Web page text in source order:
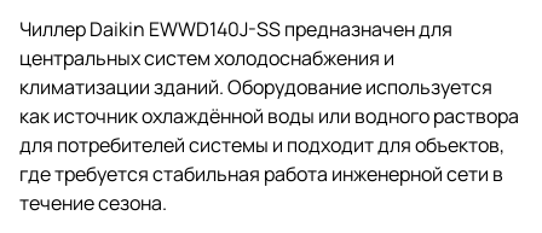
Чиллер Daikin EWWD140J-SS предназначен для
центральных систем холодоснабжения и
климатизации зданий. Оборудование используется
как источник охлаждённой воды или водного раствора
для потребителей системы и подходит для объектов,
где требуется стабильная работа инженерной сети в
течение сезона.